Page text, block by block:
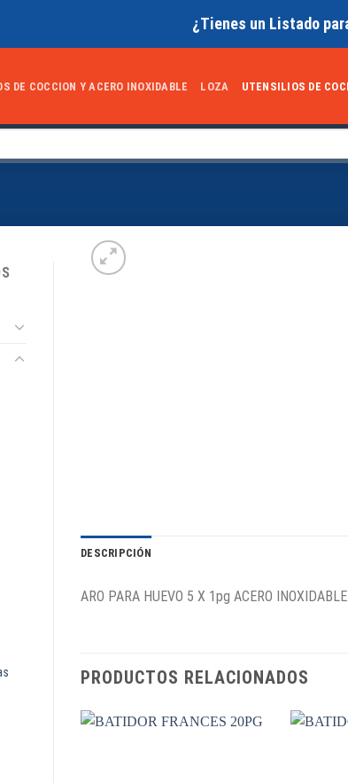
¿Tienes un Listado
DE COCCION Y ACERO INOXIDABLE LOZA UTENSILIOS DE
DESCRIPCIÓN
ARO PARA HUEVO 5 X 1pg ACERO INOXIDABLE
PRODUCTOS RELACIONADOS